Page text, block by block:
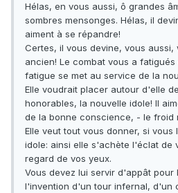
Hélas, en vous aussi, ô grandes
sombres mensonges. Hélas, il
aiment à se répandre!
Certes, il vous devine, vous aussi,
ancien! Le combat vous a
fatigue se met au service de la
Elle voudrait placer autour d'elle
honorables, la nouvelle idole! Il
de la bonne conscience, - le froid
Elle veut tout vous donner, si vous
idole: ainsi elle s'achète l'éclat de
regard de vos yeux.
Vous devez lui servir d'appât
l'invention d'un tour infernal, d'un